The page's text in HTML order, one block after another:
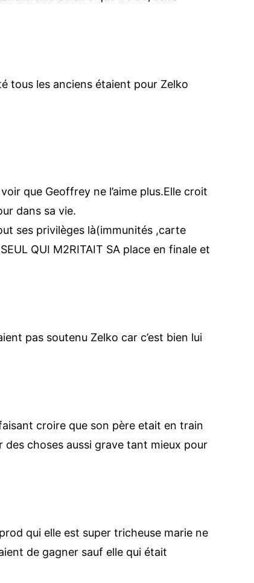
tous les anciens étaient pour Zelko
que Geoffrey ne l’aime plus.Elle croit
dans sa vie.
ses privilèges là(immunités ,carte
QUI M2RITAIT SA place en finale et
pas soutenu Zelko car c’est bien lui
croire que son père etait en train
choses aussi grave tant mieux pour
qui elle est super tricheuse marie ne
de gagner sauf elle qui était